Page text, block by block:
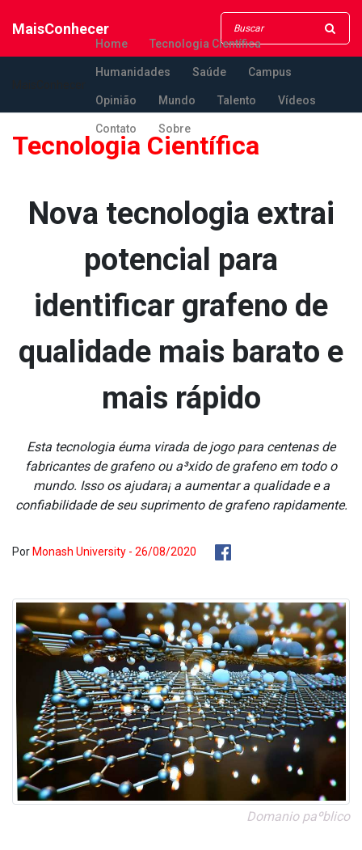
MaisConhecer
Home Tecnologia Científica
Humanidades Saúde Campus
Opinião Mundo Talento Vídeos
Contato Sobre
Tecnologia Científica
Nova tecnologia extrai
potencial para
identificar grafeno de
qualidade mais barato e
mais rápido
Esta tecnologia éuma virada de jogo para centenas de
fabricantes de grafeno ou a³xido de grafeno em todo o
mundo. Isso os ajudara¡ a aumentar a qualidade e a
confiabilidade de seu suprimento de grafeno rapidamente.
Por Monash University - 26/08/2020
Doma­nio paºblico